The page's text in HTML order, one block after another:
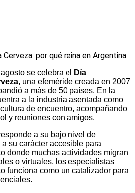
se celebra el
Día
, una efeméride creada en 2007
a más de 50 países. En la
a la industria asentada como
de encuentro, acompañando
y reuniones con amigos.
a su bajo nivel de
su carácter accesible para
donde muchas actividades migran
o virtuales, los especialistas
funciona como un catalizador para